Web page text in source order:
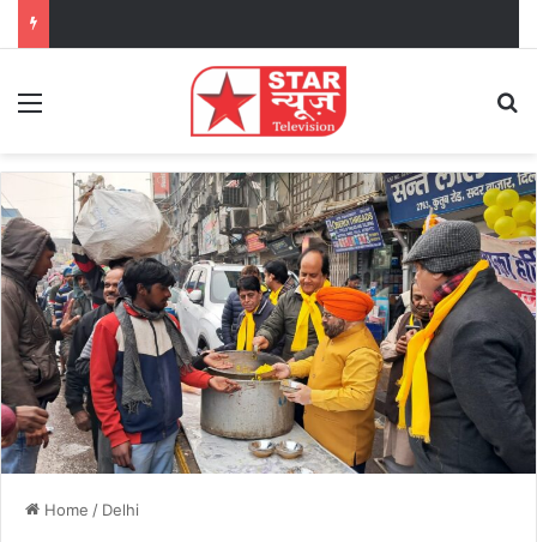
Menu
Home / Delhi